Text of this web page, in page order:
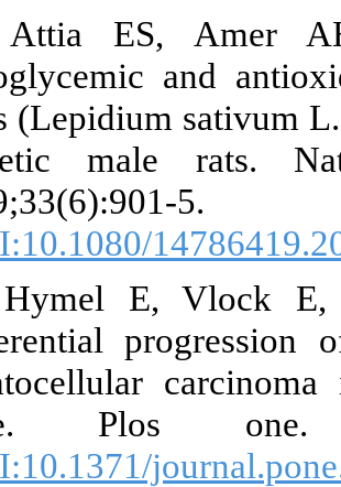
26. Attia
cress
diabetic
[
27. Hymel
Differential
mice.
[